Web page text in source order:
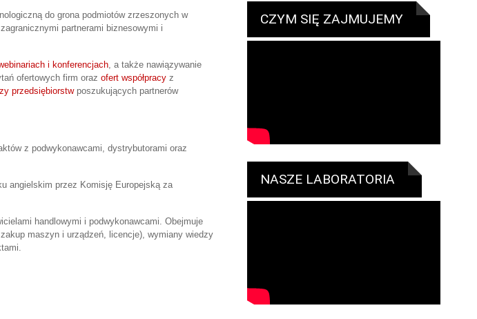
do grona podmiotów zrzeszonych w
partnerami biznesowymi i
i konferencjach, a także nawiązywanie
ofertowych firm oraz ofert współpracy z
przedsiębiorstwposzukujących partnerów
z podwykonawcami, dystrybutorami oraz
angielskim przez Komisję Europejską za
handlowymi i podwykonawcami. Obejmuje
maszyn i urządzeń, licencje), wymiany wiedzy
CZYM SIĘ ZAJMUJEMY
NASZE LABORATORIA